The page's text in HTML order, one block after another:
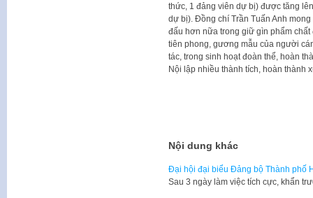
thức, 1 đảng viên dự bị) được tăng
dự bị). Đồng chí Trần Tuấn Anh
đấu hơn nữa trong giữ gìn phẩm
tiên phong, gương mẫu của người
tác, trong sinh hoạt đoàn thể, hoàn
Nội lập nhiều thành tích, hoàn thành
Nội dung khác
Đại hội đại biểu Đảng bộ Thành phố
​Sau 3 ngày làm việc tích cực, khẩn